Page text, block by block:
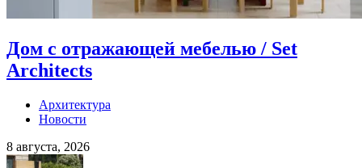
Дом с отражающей мебелью / Set
Architects
Архитектура
Новости
8 августа, 2026